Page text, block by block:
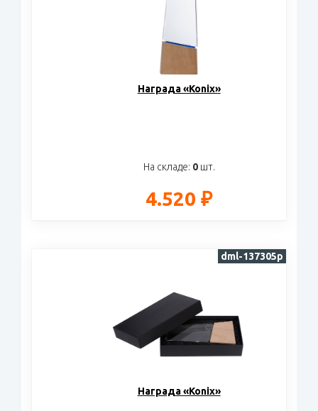
Награда «Konix»
На складе: 0шт.
4.520 ₽
Награда «Konix»
dml-137305p